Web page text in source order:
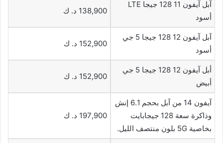
آبل آيفون 11 128 جيجا LTE
أسود
138,900 د. ك
آبل آيفون 12 128 جيجا 5 جي
أسود
152,900 د. ك
أبل آيفون 12 128 جيجا 5 جي
أبيض
152,900 د. ك
آيفون 14 من آبل بحجم 6.1 إنش
وذاكرة سعة 128 جيجابايت
بخاصية 5G بلون منتصف الليل.
197,900 د. ك